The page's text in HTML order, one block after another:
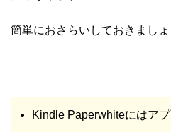
簡単におさらいしておきましょ
Kindle Paperwhiteにはア